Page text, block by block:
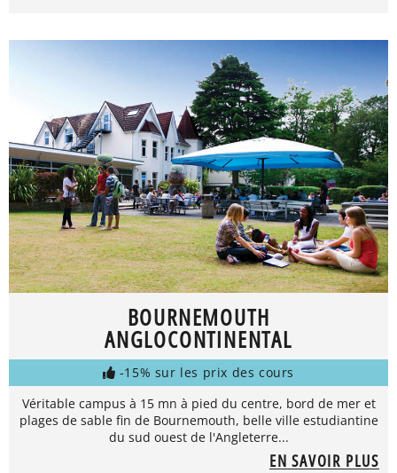
BOURNEMOUTH
ANGLOCONTINENTAL
-15% sur les prix des cours
Véritable campus à 15 mn à pied du centre, bord de mer et
plages de sable fin de Bournemouth, belle ville estudiantine
du sud ouest de l'Angleterre...
EN SAVOIR PLUS